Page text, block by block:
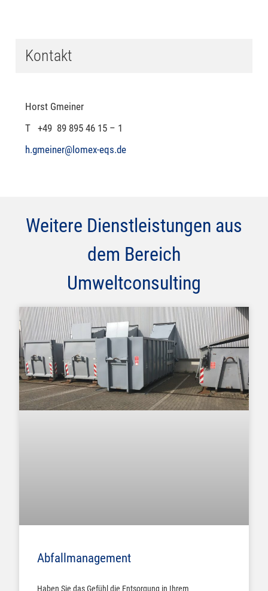
Kontakt
Horst Gmeiner
T +49 89 895 46 15 – 1
h.gmeiner@lomex-eqs.de
Weitere Dienstleistungen aus
dem Bereich
Umweltconsulting
Abfallmanagement
Haben Sie das Gefühl die Entsorgung in Ihrem